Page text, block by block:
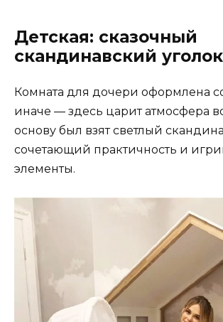
Детская: сказочный
скандинавский уголок
Комната для дочери оформлена
иначе — здесь царит атмосфера
основу был взят светлый
сочетающий практичность и
элементы.